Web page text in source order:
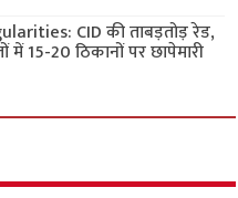
CID की ताबड़तोड़ रेड,
15-20 ठिकानों पर छापेमारी